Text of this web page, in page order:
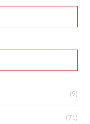
(9)
(71)